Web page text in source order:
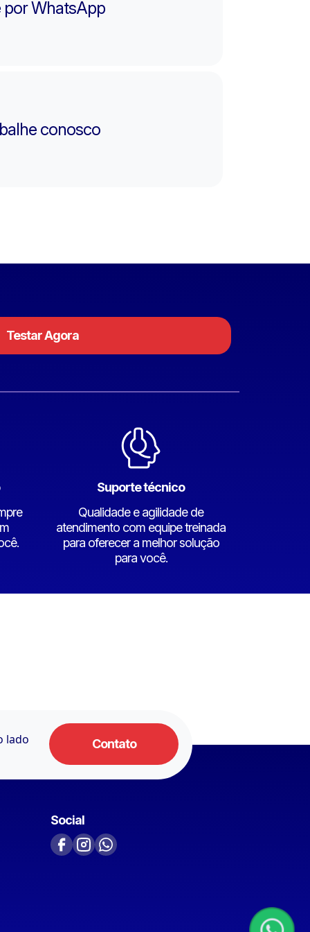
por WhatsApp
conosco
Testar Agora
Suporte técnico
Qualidade e agilidade de
atendimento com equipe treinada
para oferecer a melhor solução
para você.
lado
Contato
Social